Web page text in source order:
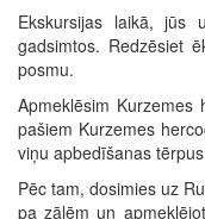
Ekskursijas laikā, jūs
gadsimtos. Redzēsiet
posmu.
Apmeklēsim
pašiem Kurzemes
viņu apbedīšanas
Pēc tam, dosimies uz
pa zālēm un